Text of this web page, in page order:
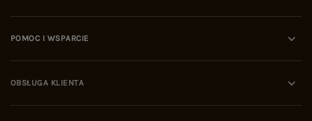
POMOC I WSPARCIE
OBSŁUGA KLIENTA